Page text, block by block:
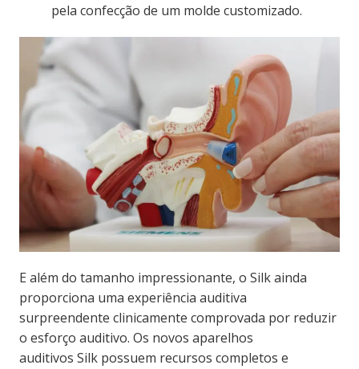
pela confecção de um molde customizado.
E além do tamanho impressionante, o Silkainda
proporciona uma experiência auditiva
surpreendente clinicamente comprovada por reduzir
o esforço auditivo. Os novos aparelhos
auditivos Silkpossuem recursos completos e